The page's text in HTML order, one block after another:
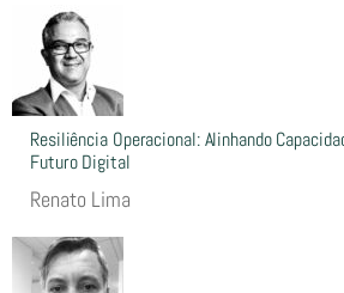
Resiliência Operacional: Alinhando
Futuro Digital
Renato Lima